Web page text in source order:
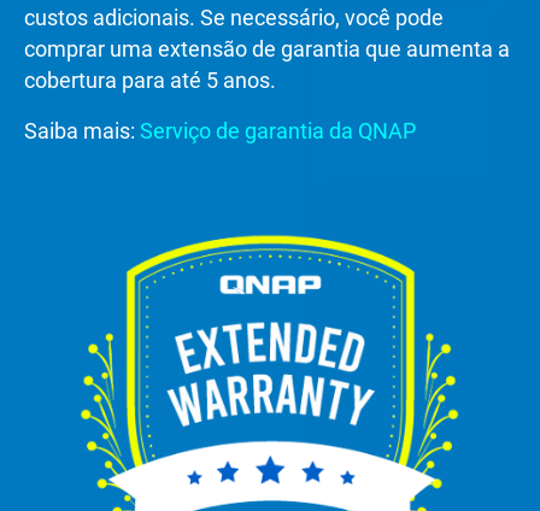
custos adicionais. Se necessário, você pode
comprar uma extensão de garantia que aumenta a
cobertura para até 5 anos.
Saiba mais: Serviço de garantia da QNAP